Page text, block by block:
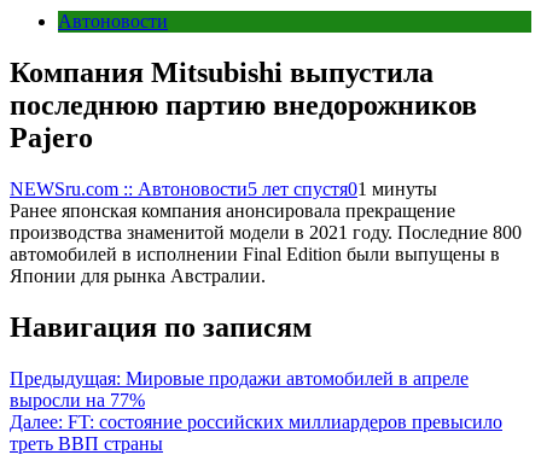
Автоновости
Компания Mitsubishi выпустила
последнюю партию внедорожников
Pajero
NEWSru.com :: Автоновости5 лет спустя01 минуты
Ранее японская компания анонсировала прекращение
производства знаменитой модели в 2021 году. Последние 800
автомобилей в исполнении Final Edition были выпущены в
Японии для рынка Австралии.
Навигация по записям
Предыдущая: Мировые продажи автомобилей в апреле
выросли на 77%
Далее: FT: состояние российских миллиардеров превысило
треть ВВП страны